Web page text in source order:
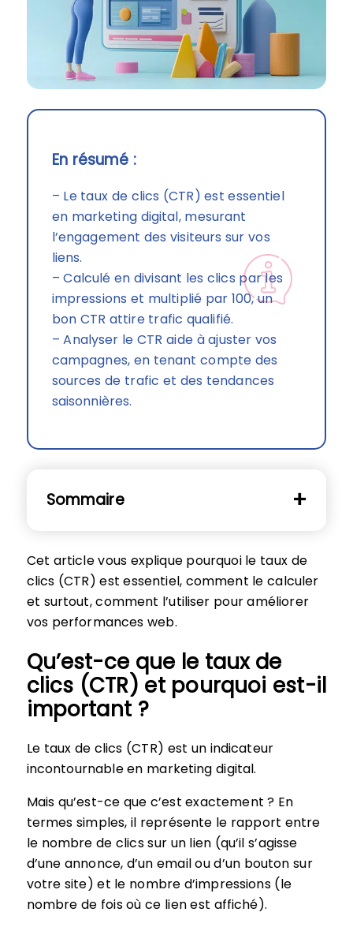
En résumé :
– Le taux de clics (CTR) est essentiel
en marketing digital, mesurant
l’engagement des visiteurs sur vos
liens.
– Calculé en divisant les clics par les
impressions et multiplié par 100, un
bon CTR attire trafic qualifié.
– Analyser le CTR aide à ajuster vos
campagnes, en tenant compte des
sources de trafic et des tendances
saisonnières.
Sommaire
Cet article vous explique pourquoi le taux de
clics (CTR) est essentiel, comment le calculer
et surtout, comment l’utiliser pour améliorer
vos performances web.
Qu’est-ce que le taux de
clics (CTR) et pourquoi est-il
important ?
Le taux de clics (CTR) est un indicateur
incontournable en marketing digital.
Mais qu’est-ce que c’est exactement ? En
termes simples, il représente le rapport entre
le nombre de clics sur un lien (qu’il s’agisse
d’une annonce, d’un email ou d’un bouton sur
votre site) et le nombre d’impressions (le
nombre de fois où ce lien est affiché).